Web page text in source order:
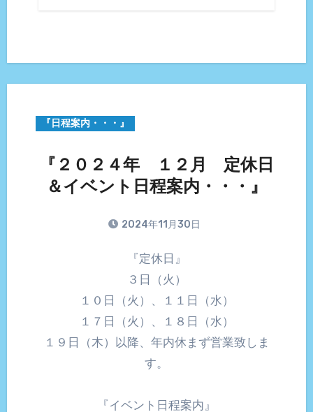
『日程案内・・・』
『２０２４年 １２月 定休日
＆イベント日程案内・・・』
2024年11月30日
『定休日』
３日（火）
１０日（火）、１１日（水）
１７日（火）、１８日（水）
１９日（木）以降、年内休まず営業致しま
す。
『イベント日程案内』